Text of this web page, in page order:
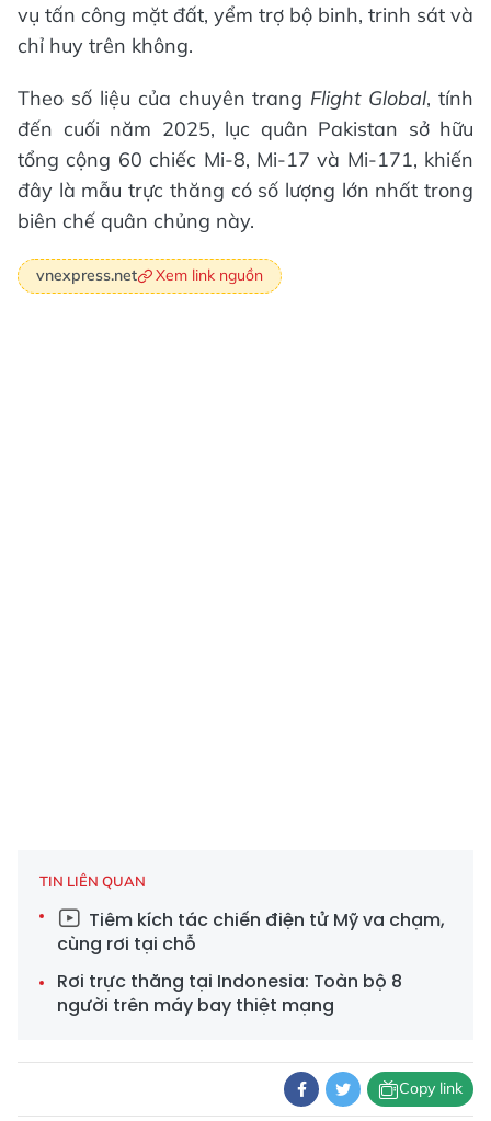
vụ tấn công mặt đất, yểm trợ bộ binh, trinh sát và
chỉ huy trên không.
Theo số liệu của chuyên trang Flight Global, tính
đến cuối năm 2025, lục quân Pakistan sở hữu
tổng cộng 60 chiếc Mi-8, Mi-17 và Mi-171, khiến
đây là mẫu trực thăng có số lượng lớn nhất trong
biên chế quân chủng này.
vnexpress.net Xem link nguồn
TIN LIÊN QUAN
Tiêm kích tác chiến điện tử Mỹ va chạm,
cùng rơi tại chỗ
Rơi trực thăng tại Indonesia: Toàn bộ 8
người trên máy bay thiệt mạng
Copy link